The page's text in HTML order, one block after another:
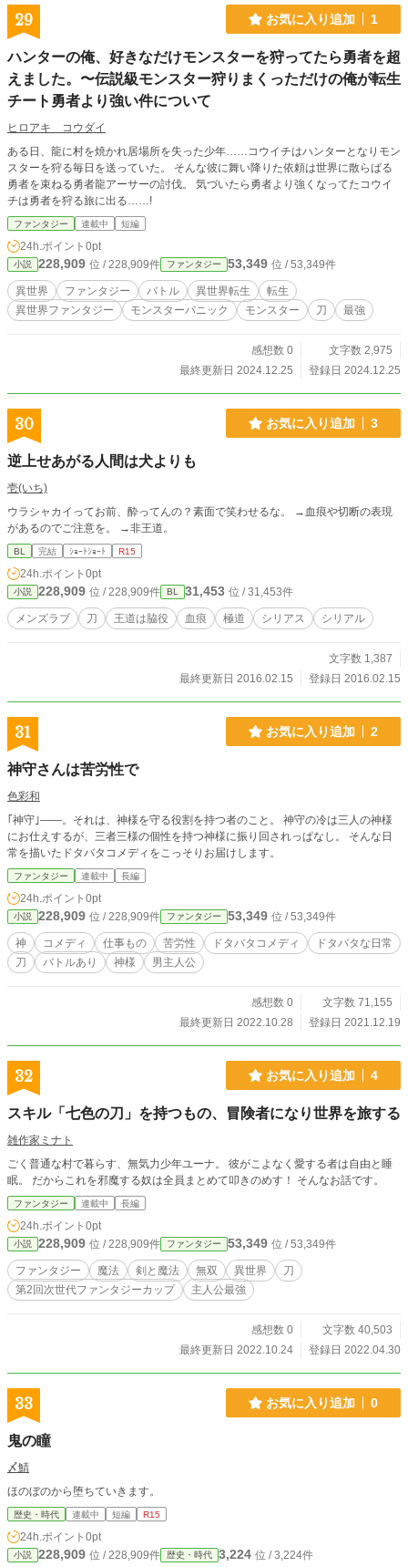
29 お気に入り追加 1
ハンターの俺、好きなだけモンスターを狩ってたら勇者を超
えました。〜伝説級モンスター狩りまくっただけの俺が転生
チート勇者より強い件について
ヒロアキ コウダイ
ある日、龍に村を焼かれ居場所を失った少年……コウイチはハンターとなりモン
スターを狩る毎日を送っていた。 そんな彼に舞い降りた依頼は世界に散らばる
勇者を束ねる勇者龍アーサーの討伐。 気づいたら勇者より強くなってたコウイ
チは勇者を狩る旅に出る……!
ファンタジー 連載中 短編
24h.ポイント 0pt
小説 228,909 位 / 228,909件 ファンタジー 53,349 位 / 53,349件
異世界 ファンタジー バトル 異世界転生
転生
異世界ファンタジー
モンスターパニック モンスター 刀 最強
感想数 0
文字数 2,975
最終更新日 2024.12.25
登録日 2024.12.25
30 お気に入り追加 3
逆上せあがる人間は犬よりも
壱(いち)
ウラシャカイってお前、酔ってんの？素面で笑わせるな。 →血痕や切断の表現
があるのでご注意を。 →非王道。
BL 完結 ｼｮｰﾄｼｮｰﾄ R15
24h.ポイント 0pt
小説 228,909 位 / 228,909件 BL 31,453 位 / 31,453件
メンズラブ 刀 王道は脇役 血痕 極道 シリアス シリアル
文字数 1,387
最終更新日 2016.02.15
登録日 2016.02.15
31 お気に入り追加 2
神守さんは苦労性で
色彩和
｢神守｣——。それは、神様を守る役割を持つ者のこと。 神守の冷は三人の神様
にお仕えするが、三者三様の個性を持つ神様に振り回されっぱなし。 そんな日
常を描いたドタバタコメディをこっそりお届けします。
ファンタジー 連載中 長編
24h.ポイント 0pt
小説 228,909 位 / 228,909件 ファンタジー 53,349 位 / 53,349件
神 コメディ 仕事もの 苦労性 ドタバタコメディ
ドタバタな日常
刀
バトルあり 神様 男主人公
感想数 0
文字数 71,155
最終更新日 2022.10.28
登録日 2021.12.19
32 お気に入り追加 4
スキル「七色の刀」を持つもの、冒険者になり世界を旅する
雑作家ミナト
ごく普通な村で暮らす、無気力少年ユーナ。 彼がこよなく愛する者は自由と睡
眠。 だからこれを邪魔する奴は全員まとめて叩きのめす！ そんなお話です。
ファンタジー 連載中 長編
24h.ポイント 0pt
小説 228,909 位 / 228,909件 ファンタジー 53,349 位 / 53,349件
ファンタジー 魔法 剣と魔法 無双 異世界
刀
第2回次世代ファンタジーカップ
主人公最強
感想数 0
文字数 40,503
最終更新日 2022.10.24
登録日 2022.04.30
33 お気に入り追加 0
鬼の瞳
〆鯖
ほのぼのから堕ちていきます。
歴史・時代 連載中 短編 R15
24h.ポイント 0pt
小説 228,909 位 / 228,909件 歴史・時代 3,224 位 / 3,224件